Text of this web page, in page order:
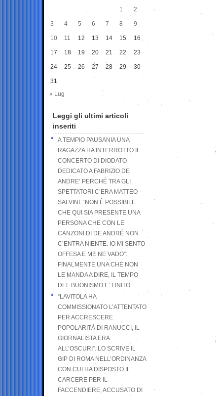
1
2
3 4 5 6 7 8 9
10 11 12 13 14 15 16
17 18 19 20 21 22 23
24 25 26 27 28 29 30
31
« Lug
Leggi gli ultimi articoli
inseriti
A TEMPIO PAUSANIA UNA
RAGAZZA HA INTERROTTO IL
CONCERTO DI DIODATO
DEDICATO A FABRIZIO DE
ANDRE’ PERCHÉ TRA GLI
SPETTATORI C’ERA MATTEO
SALVINI: “NON È POSSIBILE
CHE QUI SIA PRESENTE UNA
PERSONA CHE CON LE
CANZONI DI DE ANDRÉ NON
C’ENTRA NIENTE. IO MI SENTO
OFFESA E ME NE VADO”:
FINALMENTE UNA CHE NON
LE MANDA A DIRE, IL TEMPO
DEL BUONISMO E’ FINITO
“LAVITOLA HA
COMMISSIONATO L’ATTENTATO
PER ACCRESCERE
POPOLARITÀ DI RANUCCI, IL
GIORNALISTA ERA
ALL’OSCURI”. LO SCRIVE IL
GIP DI ROMA NELL’ORDINANZA
CON CUI HA DISPOSTO IL
CARCERE PER IL
FACCENDIERE, ACCUSATO DI